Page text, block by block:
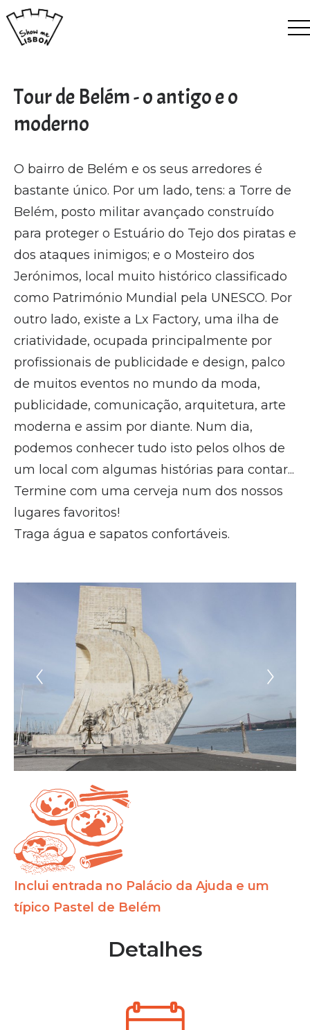
Tour de Belém - o antigo e o
moderno
O bairro de Belém e os seus arredores é
bastante único. Por um lado, tens: a Torre de
Belém, posto militar avançado construído
para proteger o Estuário do Tejo dos piratas e
dos ataques inimigos; e o Mosteiro dos
Jerónimos, local muito histórico classificado
como Património Mundial pela UNESCO. Por
outro lado, existe a Lx Factory, uma ilha de
criatividade, ocupada principalmente por
profissionais de publicidade e design, palco
de muitos eventos no mundo da moda,
publicidade, comunicação, arquitetura, arte
moderna e assim por diante. Num dia,
podemos conhecer tudo isto pelos olhos de
um local com algumas histórias para contar...
Termine com uma cerveja num dos nossos
lugares favoritos!
Traga água e sapatos confortáveis.
Inclui entrada no Palácio da Ajuda e um
típico Pastel de Belém
Detalhes